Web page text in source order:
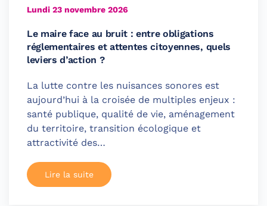
Lundi 23 novembre 2026
Le maire face au bruit : entre obligations
réglementaires et attentes citoyennes, quels
leviers d’action ?
La lutte contre les nuisances sonores est
aujourd’hui à la croisée de multiples enjeux :
santé publique, qualité de vie, aménagement
du territoire, transition écologique et
attractivité des…
Lire la suite